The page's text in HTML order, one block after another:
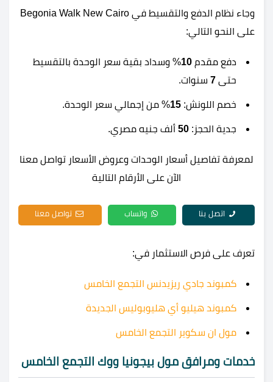
وجاء نظام الدفع والتقسيط في Begonia Walk New Cairo
على النحو التالي:
دفع مقدم 10% وسداد بقية سعر الوحدة بالتقسيط
حتى 7 سنوات.
خصم اللونش: 15% من إجمالي سعر الوحدة.
جدية الحجز: 50 ألف جنيه مصري.
لمعرفة تفاصيل أسعار الوحدات وعروض الأسعار تواصل معنا
الآن على الأرقام التالية
اتصل بنا واتساب تواصل معنا
تعرف على فرص الاستثمار في:
كمبوند جادي ريزيدنس التجمع الخامس
كمبوند هيليو أي هليوبوليس الجديدة
مول ان سكوير التجمع الخامس
خدمات ومرافق مول بيجونيا ووك التجمع الخامس